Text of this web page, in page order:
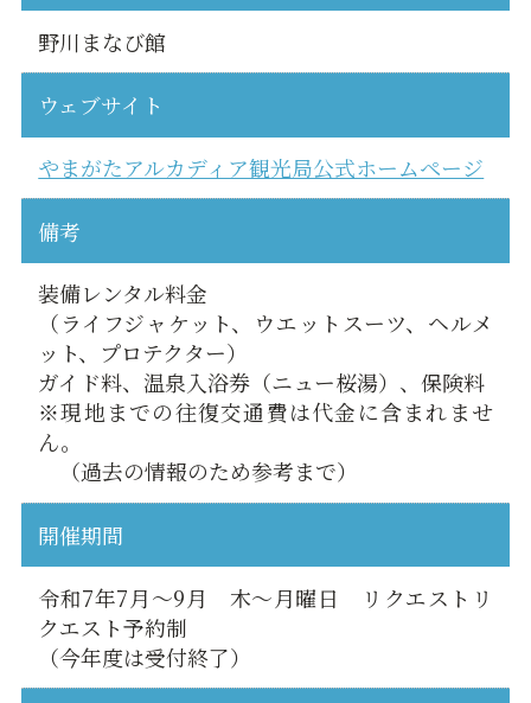
野川まなび館
ウェブサイト
やまがたアルカディア観光局公式ホームページ
備考
装備レンタル料金
（ライフジャケット、ウエットスーツ、ヘルメ
ット、プロテクター）
ガイド料、温泉入浴券（ニュー桜湯）、保険料
※現地までの往復交通費は代金に含まれませ
ん。
（過去の情報のため参考まで）
開催期間
令和7年7月～9月 木～月曜日 リクエストリ
クエスト予約制
（今年度は受付終了）